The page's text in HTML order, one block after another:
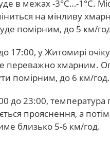
в межах -3°С…-1°С.
на мінливу
помірним, до 5 км/
17:00, у Житомирі
переважно хмарним.
помірним, до 6 км/год.
до 23:00, температура
прояснення, а
близько 5-6 км/год.